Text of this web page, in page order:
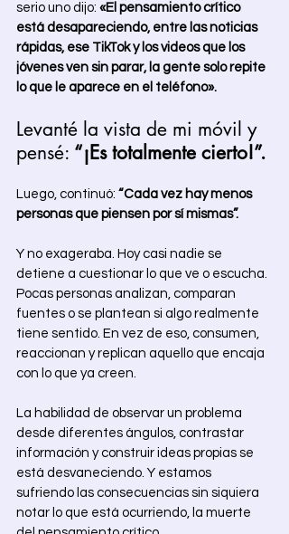
serio uno dijo: «El pensamiento crítico
está desapareciendo, entre las noticias
rápidas, ese TikTok y los videos que los
jóvenes ven sin parar, la gente solo repite
lo que le aparece en el teléfono».
Levanté la vista de mi móvil y
pensé: “¡Es totalmente cierto!”.
Luego, continuó: “Cada vez hay menos
personas que piensen por sí mismas”.
Y no exageraba. Hoy casi nadie se
detiene a cuestionar lo que ve o escucha.
Pocas personas analizan, comparan
fuentes o se plantean si algo realmente
tiene sentido. En vez de eso, consumen,
reaccionan y replican aquello que encaja
con lo que ya creen.
La habilidad de observar un problema
desde diferentes ángulos, contrastar
información y construir ideas propias se
está desvaneciendo. Y estamos
sufriendo las consecuencias sin siquiera
notar lo que está ocurriendo, la muerte